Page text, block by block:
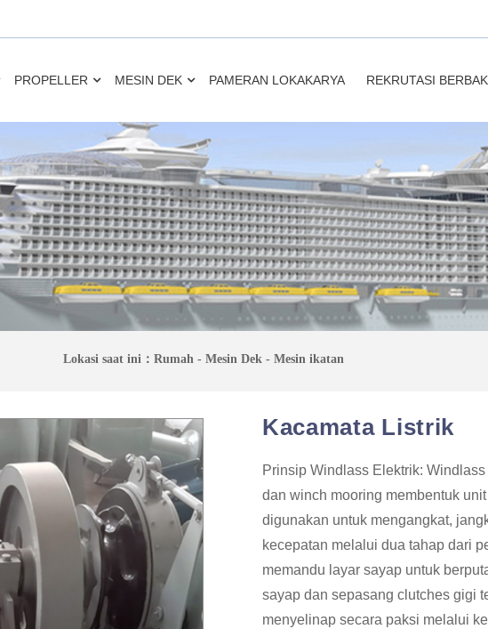
PROPELLER MESIN DEK PAMERAN LOKAKARYA REKRUTASI
Lokasi saat ini： Rumah - Mesin Dek - Mesin ikatan
Kacamata Listrik
Prinsip Windlass Elektrik:
dan winch mooring membentuk
digunakan untuk mengangkat,
kecepatan melalui dua tahap dari
memandu layar sayap untuk
sayap dan sepasang clutches gigi
menyelinap secara paksi melalui